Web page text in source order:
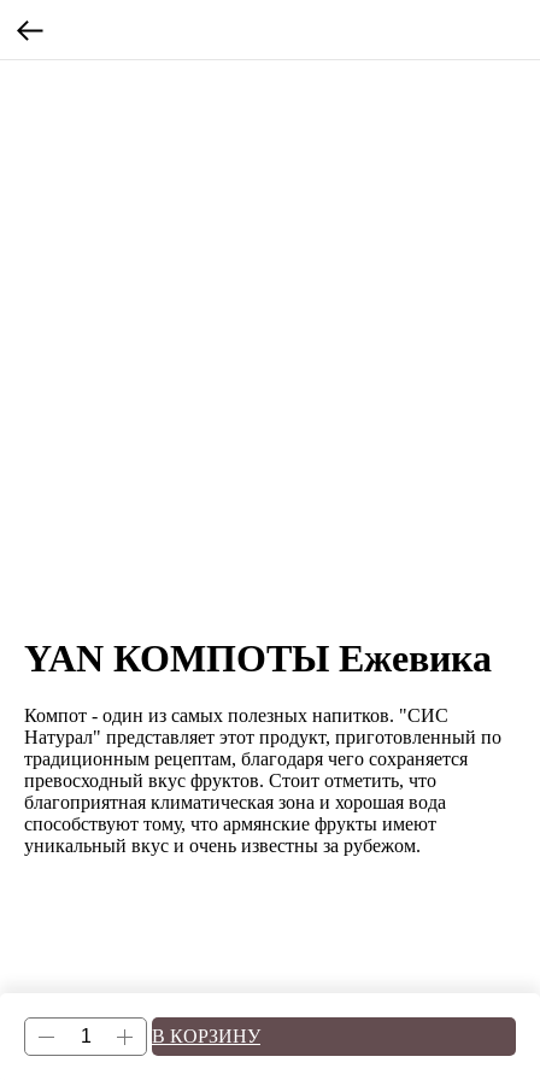
YAN КОМПОТЫ Ежевика
В КОРЗИНУ
Компот - один из самых полезных напитков. "СИС
Натурал" представляет этот продукт, приготовленный по
традиционным рецептам, благодаря чего сохраняется
превосходный вкус фруктов. Стоит отметить, что
благоприятная климатическая зона и хорошая вода
способствуют тому, что армянские фрукты имеют
уникальный вкус и очень известны за рубежом.